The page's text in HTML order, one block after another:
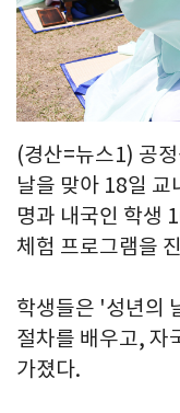
(경산=뉴스1) 공
날을 맞아 18일
명과 내국인 학생
체험 프로그램을
학생들은 '성년의
절차를 배우고, 자
가졌다.